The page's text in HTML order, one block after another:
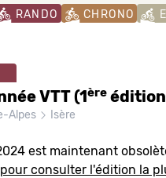
RANDO CHRONO
VTT (1ère
Alpes Isère
est maintenant
consulter l'édition la